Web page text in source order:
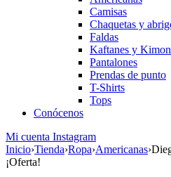
Camisas
Chaquetas y
Faldas
Kaftanes y
Pantalones
Prendas de punto
T-Shirts
Tops
Conócenos
Mi cuenta Instagram
Inicio›Tienda›Ropa›Americanas›
¡Oferta!